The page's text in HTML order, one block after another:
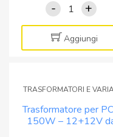
-
Trasformatore
per
PCB
100W
da
circuito
stampato
+
Aggiungi
TRASFORMATORI E
Trasformatore per
150W – 12+12V